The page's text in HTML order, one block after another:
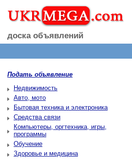
доска объявлений
Подать объявление
Недвижимость
Авто, мото
Бытовая техника и электроника
Средства связи
Компьютеры, оргтехника, игры,
программы
Обучение
Здоровье и медицина